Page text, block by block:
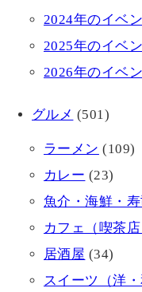
2024年のイベ
2025年のイベ
2026年のイベ
グルメ (501)
ラーメン (109)
カレー (23)
魚介・海鮮・寿
カフェ（喫茶店
居酒屋 (34)
スイーツ（洋・